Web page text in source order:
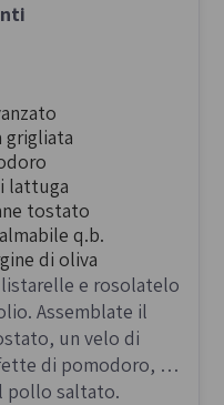
grigliata
lattuga
tostato
q.b.
di oliva
e rosolatelo
Assemblate il
un velo di
di pomodoro, la
pollo saltato.